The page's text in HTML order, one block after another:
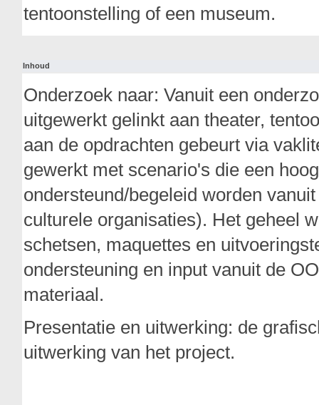
tentoonstelling of een museum.
Inhoud
Onderzoek naar: Vanuit een
uitgewerkt gelinkt aan theater,
aan de opdrachten gebeurt via
gewerkt met scenario's die een
ondersteund/begeleid worden
culturele organisaties). Het geheel
schetsen, maquettes en
ondersteuning en input vanuit de
materiaal.
Presentatie en uitwerking: de
uitwerking van het project.